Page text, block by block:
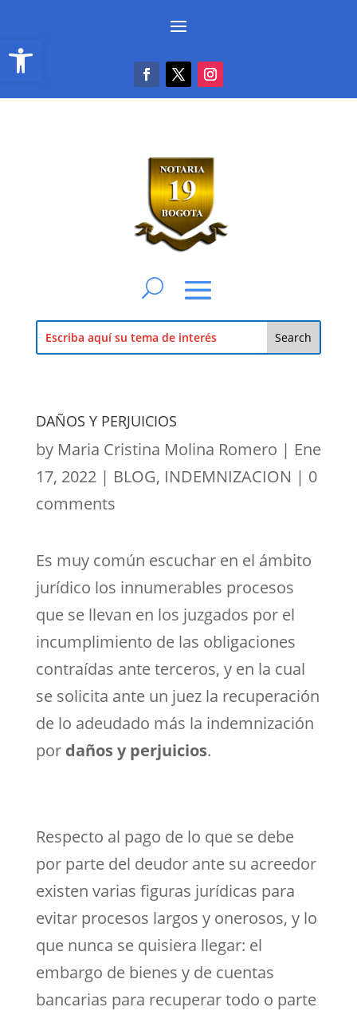
Abrir barra de herramientas
DAÑOS Y PERJUICIOS
by Maria Cristina Molina Romero | Ene
17, 2022| BLOG, INDEMNIZACION | 0
comments
Es muy común escuchar en el ámbito
jurídico los innumerables procesos
que se llevan en los juzgados por el
incumplimiento de las obligaciones
contraídas ante terceros, y en la cual
se solicita ante un juez la recuperación
de lo adeudado más la indemnización
por daños y perjuicios.
Respecto al pago de lo que se debe
por parte del deudor ante su acreedor
existen varias figuras jurídicas para
evitar procesos largos y onerosos, y lo
que nunca se quisiera llegar: el
embargo de bienes y de cuentas
bancarias para recuperar todo o parte